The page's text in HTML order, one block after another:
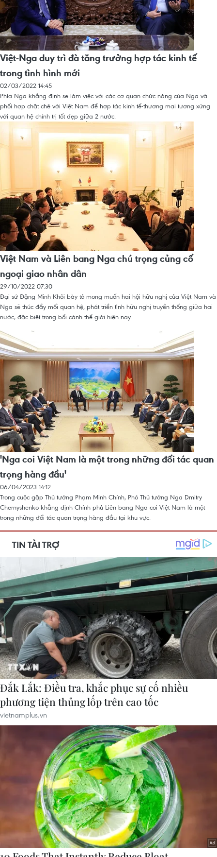
Việt-Nga duy trì đà tăng trưởng hợp tác kinh tế
trong tình hình mới
02/03/2022 14:45
Phía Nga khẳng định sẽ làm việc với các cơ quan chức năng của Nga và
phối hợp chặt chẽ với Việt Nam để hợp tác kinh tế-thương mại tương xứng
với quan hệ chính trị tốt đẹp giữa 2 nước.
Việt Nam và Liên bang Nga chú trọng củng cố
ngoại giao nhân dân
29/10/2022 07:30
Đại sứ Đặng Minh Khôi bày tỏ mong muốn hai hội hữu nghị của Việt Nam và
Nga sẽ thúc đẩy mối quan hệ, phát triển tình hữu nghị truyền thống giữa hai
nước, đặc biệt trong bối cảnh thế giới hiện nay.
'Nga coi Việt Nam là một trong những đối tác quan
trọng hàng đầu'
06/04/2023 14:12
Trong cuộc gặp Thủ tướng Phạm Minh Chính, Phó Thủ tướng Nga Dmitry
Chernyshenko khẳng định Chính phủ Liên bang Nga coi Việt Nam là một
trong những đối tác quan trọng hàng đầu tại khu vực.